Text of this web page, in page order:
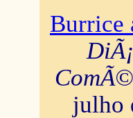
Burrice
julho